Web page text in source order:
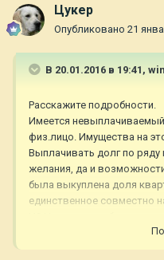
Цукер
Опубликовано 21
В 20.01.2016 в 19:41,
Расскажите подробности.
Имеется
физ.лицо. Имущества на
Выплачивать долг по ряду
желания, да и
была выкуплена доля
единственное совместно
Экономисты/бухгалтеры -